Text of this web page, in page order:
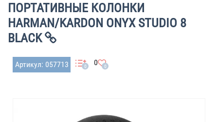
ПОРТАТИВНЫЕ КОЛОНКИ
HARMAN/KARDON ONYX STUDIO 8
BLACK
Артикул: 057713 0 0 0